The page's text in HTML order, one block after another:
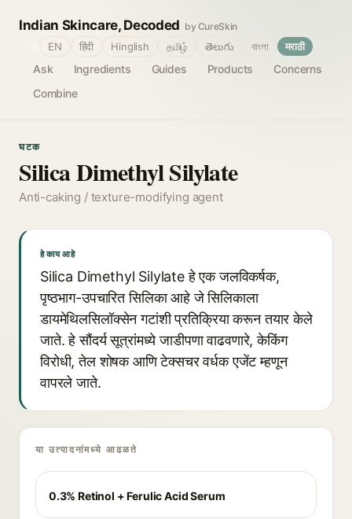
Indian Skincare, Decoded by CureSkin
Ask Ingredients Guides Products
Concerns
Combine
EN हिंदी Hinglish தமிழ் తెలుగు বাংলা मराठी
घटक
Silica Dimethyl Silylate
Anti-caking / texture-modifying agent
हे काय आहे
Silica Dimethyl Silylate हे एक जलविकर्षक,
पृष्ठभाग-उपचारित सिलिका आहे जे सिलिकाला
डायमेथिलसिलॉक्सेन गटांशी प्रतिक्रिया करून तयार केले
जाते. हे सौंदर्य सूत्रांमध्ये जाडीपणा वाढवणारे, केकिंग
विरोधी, तेल शोषक आणि टेक्सचर वर्धक एजेंट म्हणून
वापरले जाते.
या उत्पादनांमध्ये आढळते
0.3% Retinol + Ferulic Acid Serum